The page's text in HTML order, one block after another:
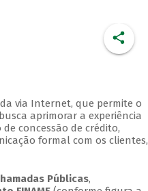
via Internet, que permite o
aprimorar a experiência
concessão de crédito,
formal com os clientes,
Públicas,